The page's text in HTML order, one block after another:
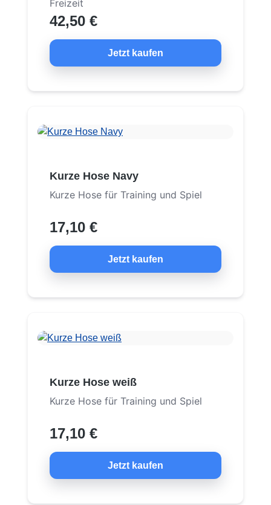
Freizeit
42,50 €
Jetzt kaufen
Kurze Hose Navy
Kurze Hose für Training und Spiel
17,10 €
Jetzt kaufen
Kurze Hose weiß
Kurze Hose für Training und Spiel
17,10 €
Jetzt kaufen